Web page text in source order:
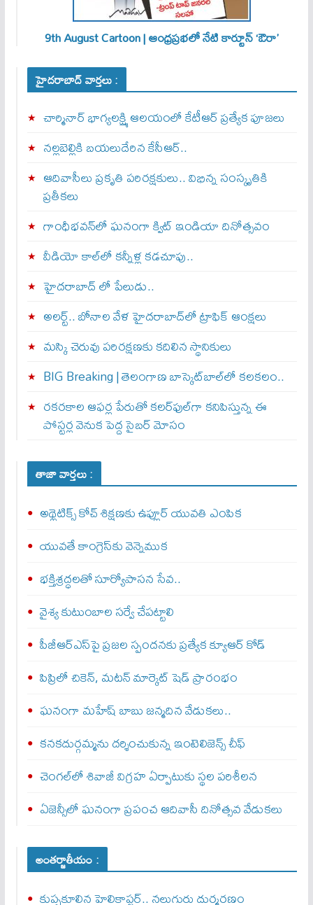
9th August Cartoon | ఆంధ్రప్రభలో నేటి కార్టూన్ ‘ఔరా’
హైదరాబాద్ వార్తలు :
చార్మినార్‌ భాగ్యలక్ష్మి ఆలయంలో కేటీఆర్ ప్రత్యేక పూజలు
నల్లబెల్లికి బయలుదేరిన కేసీఆర్‌..
ఆదివాసీలు ప్రకృతి పరిరక్షకులు.. విభిన్న సంస్కృతికి
ప్రతీకలు
గాంధీభవన్‌లో ఘనంగా క్విట్‌ ఇండియా దినోత్సవం
వీడియో కాల్‌లో కన్నీళ్ల కడచూపు..
హైదరాబాద్ లో పేలుడు..
అలర్ట్‌.. బోనాల వేళ హైదరాబాద్‌లో ట్రాఫిక్‌ ఆంక్షలు
మస్కి చెరువు పరిరక్షణకు కదిలిన స్థానికులు
BIG Breaking | తెలంగాణ బాస్కెట్‌బాల్‌లో కలకలం..
రకరకాల ఆఫర్ల పేరుతో కలర్‌ఫుల్‌గా కనిపిస్తున్న ఈ
పోస్టర్ల వెనుక పెద్ద సైబర్ మోసం
తాజా వార్తలు :
అథ్లెటిక్స్‌ కోచ్‌ శిక్షణకు ఉప్లూర్‌ యువతి ఎంపిక
యువతే కాంగ్రెస్‌కు వెన్నెముక
భక్తిశ్రద్ధలతో సూర్యోపాసన సేవ..
వైశ్య కుటుంబాల సర్వే చేపట్టాలి
పీజీఆర్ఎస్‌పై ప్రజల స్పందనకు ప్రత్యేక క్యూఆర్ కోడ్
పిప్రిలో చికెన్‌, మటన్‌ మార్కెట్‌ షెడ్‌ ప్రారంభం
ఘనంగా మహేష్ బాబు జన్మదిన వేడుకలు..
కనకదుర్గమ్మను దర్శించుకున్న ఇంటెలిజెన్స్‌ చీఫ్‌
చెంగల్‌లో శివాజీ విగ్రహ ఏర్పాటుకు స్థల పరిశీలన
ఏజెన్సీలో ఘనంగా ప్రపంచ ఆదివాసీ దినోత్సవ వేడుకలు
అంతర్జాతీయం :
కుప్పకూలిన హెలికాప్టర్‌.. నలుగురు దుర్మరణం